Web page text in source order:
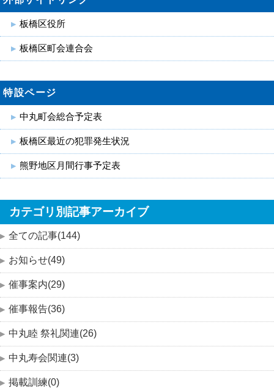
板橋区役所
板橋区町会連合会
特設ページ
中丸町会総合予定表
板橋区最近の犯罪発生状況
熊野地区月間行事予定表
カテゴリ別記事アーカイブ
全ての記事(144)
お知らせ(49)
催事案内(29)
催事報告(36)
中丸睦 祭礼関連(26)
中丸寿会関連(3)
掲載訓練(0)